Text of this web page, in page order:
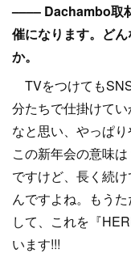
–––– Dachambo取
催になります。ど
か。
TVをつけても
分たちで仕掛けて
なと思い、やっぱり
この新年会の意味
ですけど、長く続
んですよね。もう
して、これを『
います!!!